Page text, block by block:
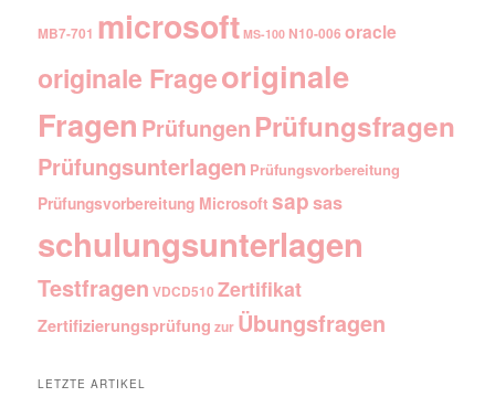
MB7-701 microsoft MS-100 N10-006 oracle
originale Frageoriginale
Fragen Prüfungen Prüfungsfragen
Prüfungsunterlagen Prüfungsvorbereitung
Prüfungsvorbereitung Microsoft sapsas
schulungsunterlagen
Testfragen VDCD510 Zertifikat
Zertifizierungsprüfung zur Übungsfragen
LETZTE ARTIKEL